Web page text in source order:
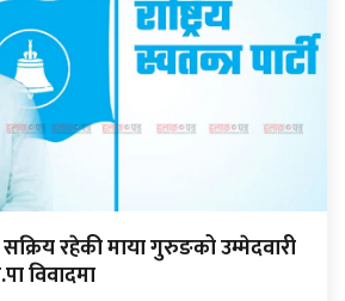
सक्रिय रहेकी माया गुरुङको उम्मेदवारी
विवादमा